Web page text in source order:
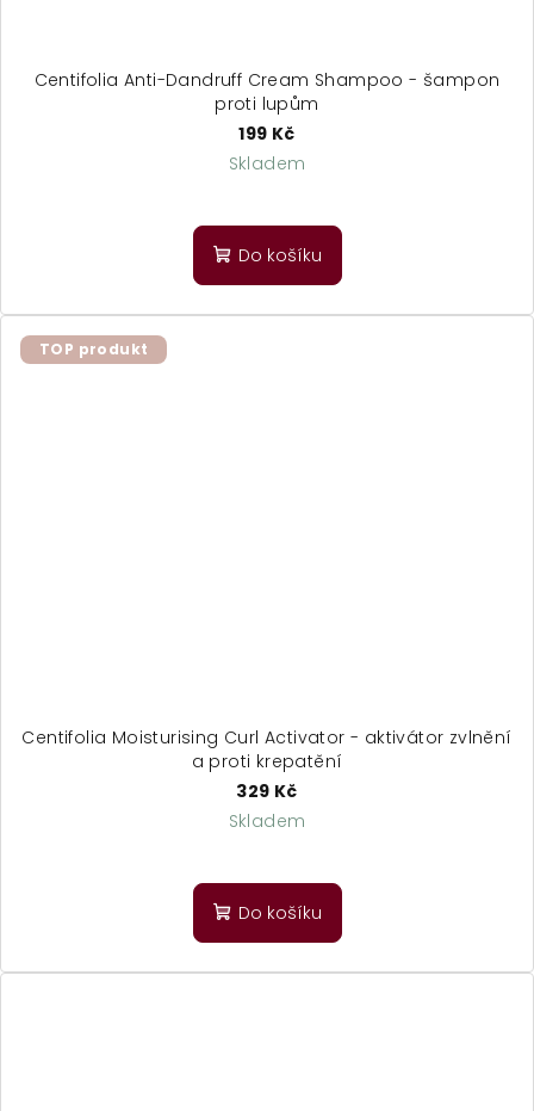
Centifolia Anti-Dandruff Cream Shampoo - šampon
proti lupům
199 Kč
Skladem
hodnocení
produktu
z
Do košíku
TOP produkt
Centifolia Moisturising Curl Activator - aktivátor zvlnění
a proti krepatění
329 Kč
Skladem
hodnocení
produktu
z
Do košíku